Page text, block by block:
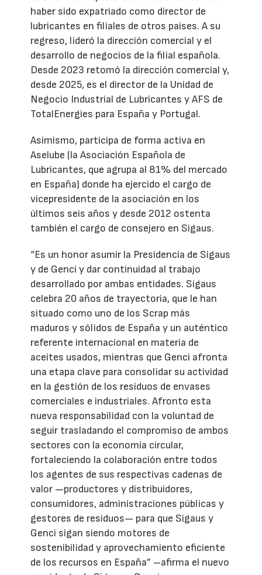
haber sido expatriado como director de
lubricantes en filiales de otros países. A su
regreso, lideró la dirección comercial y el
desarrollo de negocios de la filial española.
Desde 2023 retomó la dirección comercial y,
desde 2025, es el director de la Unidad de
Negocio Industrial de Lubricantes y AFS de
TotalEnergies para España y Portugal.
Asimismo, participa de forma activa en
Aselube (la Asociación Española de
Lubricantes, que agrupa al 81% del mercado
en España) donde ha ejercido el cargo de
vicepresidente de la asociación en los
últimos seis años y desde 2012 ostenta
también el cargo de consejero en Sigaus.
“Es un honor asumir la Presidencia de Sigaus
y de Genci y dar continuidad al trabajo
desarrollado por ambas entidades. Sigaus
celebra 20 años de trayectoria, que le han
situado como uno de los Scrap más
maduros y sólidos de España y un auténtico
referente internacional en materia de
aceites usados, mientras que Genci afronta
una etapa clave para consolidar su actividad
en la gestión de los residuos de envases
comerciales e industriales. Afronto esta
nueva responsabilidad con la voluntad de
seguir trasladando el compromiso de ambos
sectores con la economía circular,
fortaleciendo la colaboración entre todos
los agentes de sus respectivas cadenas de
valor —productores y distribuidores,
consumidores, administraciones públicas y
gestores de residuos— para que Sigaus y
Genci sigan siendo motores de
sostenibilidad y aprovechamiento eficiente
de los recursos en España” –afirma el nuevo